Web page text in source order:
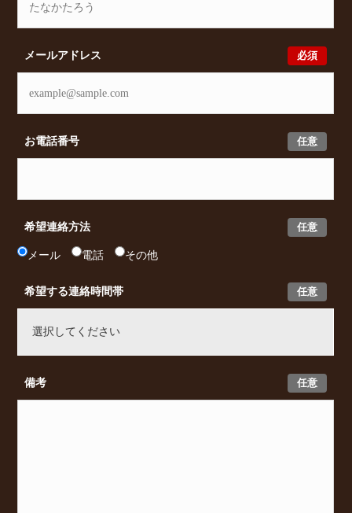
必須
メールアドレス
任意
お電話番号
任意
希望連絡方法
メール 電話 その他
任意
希望する連絡時間帯
任意
備考